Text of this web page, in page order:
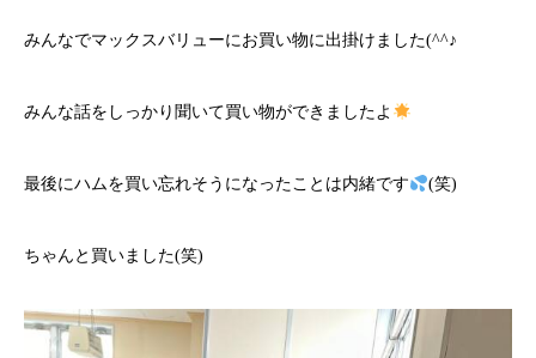
みんなでマックスバリューにお買い物に出掛けました(^^♪
みんな話をしっかり聞いて買い物ができましたよ
最後にハムを買い忘れそうになったことは内緒です (笑)
ちゃんと買いました(笑)